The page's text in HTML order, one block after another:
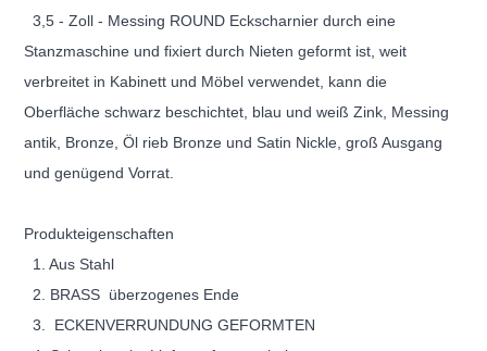
3,5 - Zoll - Messing ROUND Eckscharnier durch eine
Stanzmaschine und fixiert durch Nieten geformt ist, weit
verbreitet in Kabinett und Möbel verwendet, kann die
Oberfläche schwarz beschichtet, blau und weiß Zink, Messing
antik, Bronze, Öl rieb Bronze und Satin Nickle, groß Ausgang
und genügend Vorrat.
Produkteigenschaften
1. Aus Stahl
2. BRASS überzogenes Ende
3. ECKENVERRUNDUNG GEFORMTEN